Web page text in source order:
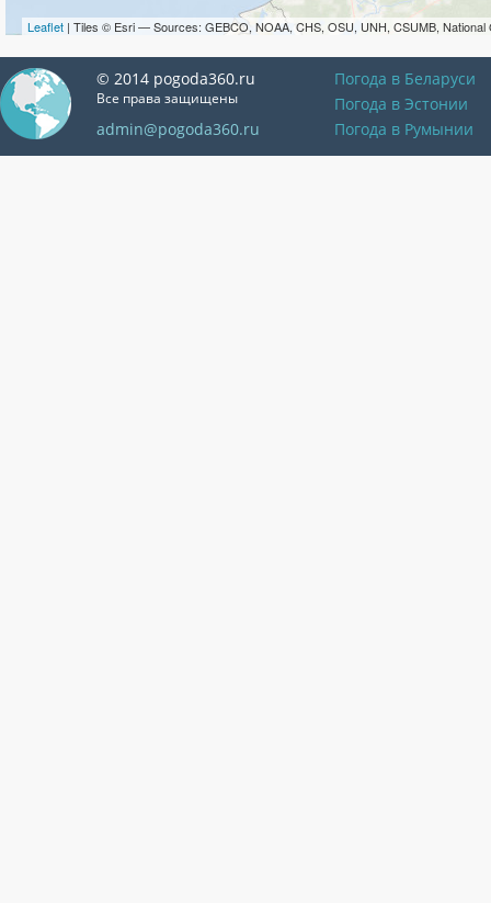
Leaflet | Tiles © Esri — Sources: GEBCO, NOAA, CHS, OSU, UNH, CSUMB, National
© 2014 pogoda360.ru
Все права защищены
admin@pogoda360.ru
Погода в Беларуси
Погода в Эстонии
Погода в Румынии